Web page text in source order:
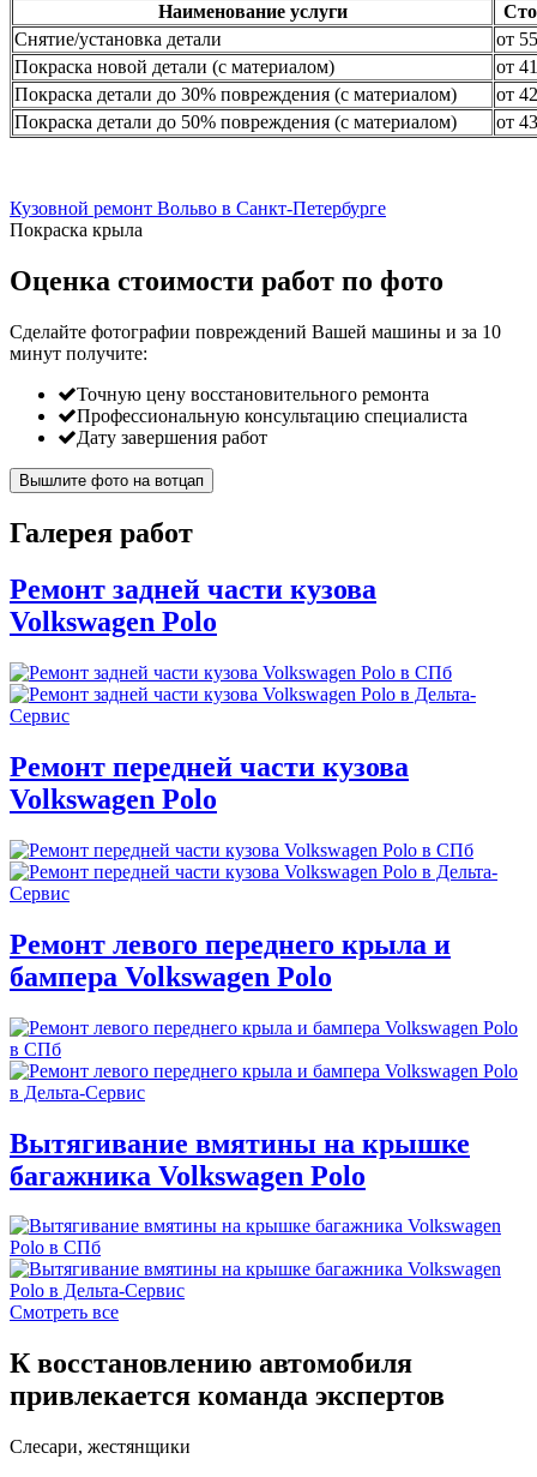
Наименование услуги
Снятие/установка детали
от
Покраска новой детали (с материалом)
от
Покраска детали до 30% повреждения (с материалом)
от
Покраска детали до 50% повреждения (с материалом)
от
Кузовной ремонт Вольво в Санкт-Петербурге
Покраска крыла
Оценка стоимости работ по фото
Сделайте фотографии повреждений Вашей машины и за 10
минут получите:
Точную цену восстановительного ремонта
Профессиональную консультацию специалиста
Дату завершения работ
Вышлите фото на вотцап
Галерея работ
Ремонт задней части кузова
Volkswagen Polo
Ремонт передней части кузова
Volkswagen Polo
Ремонт левого переднего крыла и
бампера Volkswagen Polo
Вытягивание вмятины на крышке
багажника Volkswagen Polo
Смотреть все
К восстановлению автомобиля
привлекается команда экспертов
Слесари, жестянщики